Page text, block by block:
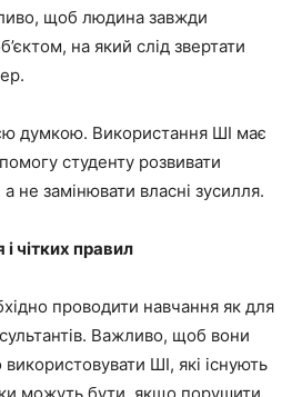
щоб людина завжди
на який слід звертати
думкою. Використання ШІ має
студенту розвивати
не замінювати власні зусилля.
чітких правил
проводити навчання як для
Важливо, щоб вони
ШІ, які існують